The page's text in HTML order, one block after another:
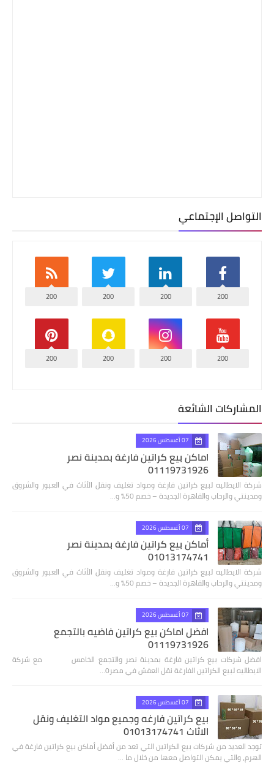
التواصل الإجتماعي
200
200
200
200
200
200
200
200
المشاركات الشائعة
07 أغسطس 2026
اماكن بيع كراتين فارغة بمدينة نصر
01119731926
شركة الايطاليه لبيع كراتين فارغة ومواد تغليف ونقل الأثاث في العبور والشروق
ومدينتي والرحاب والقاهرة الجديدة – خصم 50% و…
07 أغسطس 2026
أماكن بيع كراتين فارغة بمدينة نصر
01013174741
شركة الايطاليه لبيع كراتين فارغة ومواد تغليف ونقل الأثاث في العبور والشروق
ومدينتي والرحاب والقاهرة الجديدة – خصم 50% و…
07 أغسطس 2026
افضل اماكن بيع كراتين فاضيه بالتجمع
01119731926
افضل شركات بيع كراتين فارغة بمدينة نصر والتجمع الخامس مع شركة
الايطاليه لبيع الكراتين الفارغة نقل العفش في مصر0…
07 أغسطس 2026
بيع كراتين فارغه وجميع مواد التغليف ونقل
الاثاث 01013174741
توجد العديد من شركات بيع الكراتين التي تعد من أفضل أماكن بيع كراتين فارغة في
الهرم، والتي يمكن التواصل معها من خلال ما …